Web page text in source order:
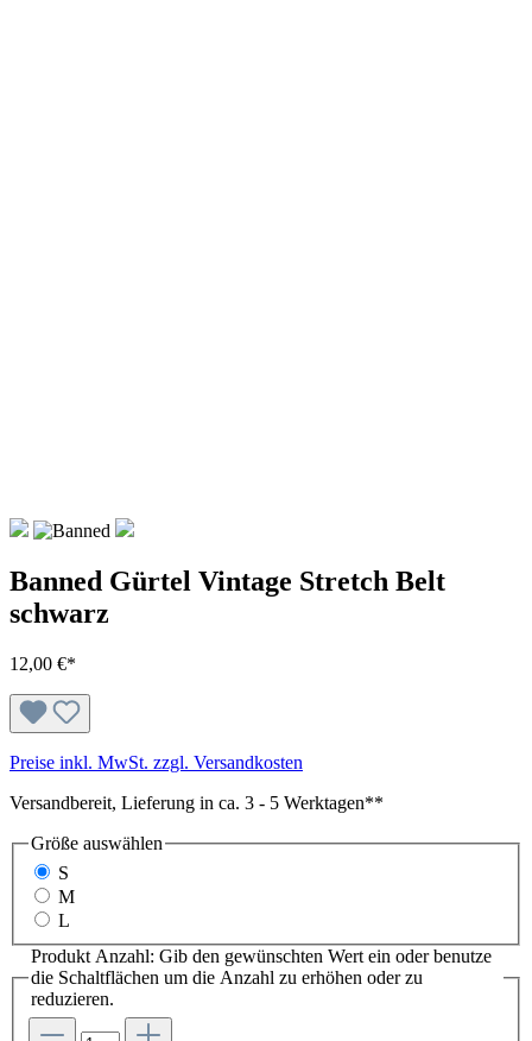
Banned Gürtel Vintage Stretch Belt
schwarz
12,00 €*
Preise inkl. MwSt. zzgl. Versandkosten
Versandbereit, Lieferung in ca. 3 - 5 Werktagen**
Größe auswählen
S
M
L
Produkt Anzahl: Gib den gewünschten Wert ein oder benutze
die Schaltflächen um die Anzahl zu erhöhen oder zu
reduzieren.